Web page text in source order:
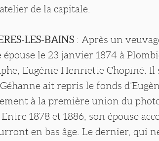
de la capitale.
LES-BAINS : Après un
épouse le 23 janvier 1874 à
Eugénie Henriette Chopiné. Il
ait repris le fonds
à la première union du
1878 et 1886, son épouse
en bas âge. Le dernier, qui